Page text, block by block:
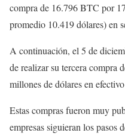
compra de 16.796 BTC por
promedio 10.419 dólares) en
A continuación, el 5 de
de realizar su tercera
millones de dólares en
Estas compras fueron muy
empresas siguieran los